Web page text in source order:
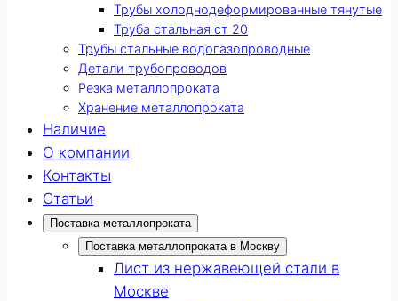
Трубы холоднодеформированные тянутые
Труба стальная ст 20
Трубы стальные водогазопроводные
Детали трубопроводов
Резка металлопроката
Хранение металлопроката
Наличие
О компании
Контакты
Статьи
Поставка металлопроката
Поставка металлопроката в Москву
Лист из нержавеющей стали в
Москве